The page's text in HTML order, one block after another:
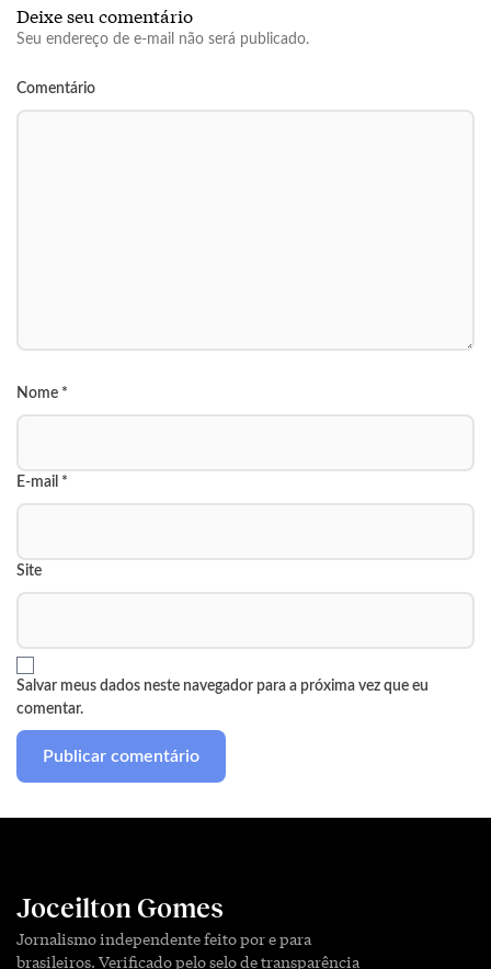
Deixe seu comentário
Seu endereço de e-mail não será publicado.
Comentário
Nome *
E-mail *
Site
Salvar meus dados neste navegador para a próxima vez que eu
comentar.
Joceilton Gomes
Jornalismo independente feito por e para
brasileiros. Verificado pelo selo de transparência